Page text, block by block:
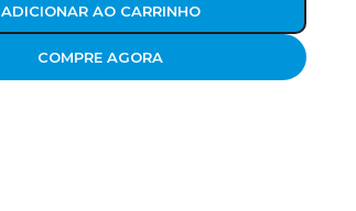
ADICIONAR AO CARRINHO
COMPRE AGORA